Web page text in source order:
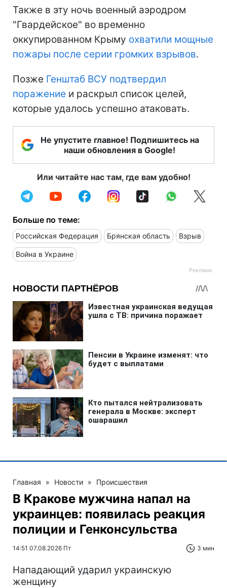
Также в эту ночь военный аэродром
"Гвардейское" во временно
оккупированном Крыму охватили мощные
пожары после серии громких взрывов.
Позже Генштаб ВСУ подтвердил
поражение и раскрыл список целей,
которые удалось успешно атаковать.
Не упустите главное! Подпишитесь на
наши обновления в Google!
Или читайте нас там, где вам удобно!
Больше по теме:
Российская Федерация Брянская область Взрыв
Война в Украине
Главная » Новости » Происшествия
В Кракове мужчина напал на
украинцев: появилась реакция
полиции и Генконсульства
14:51 07.08.2026 Пт 3 мин
Нападающий ударил украинскую
женщину